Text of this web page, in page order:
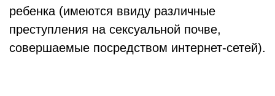
ребенка (имеются ввиду различные
преступления на сексуальной почве,
совершаемые посредством интернет-сетей).